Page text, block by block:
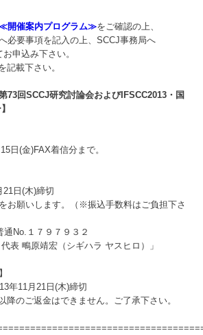
開催案内プログラム≫をご確認の上、
必要事項を記入の上、SCCJ事務局へ
申込み下さい。
記載下さい。
第73回SCCJ研究討論会およびIFSCC2013・国
日(金)FAX着信分まで。
21日(木)締切
お願いします。（※振込手数料はご負担下さ
No.１７９７９３２
表 鴫原靖宏（シギハラ ヤスヒロ）」
年11月21日(木)締切
降のご返金はできません。ご了承下さい。